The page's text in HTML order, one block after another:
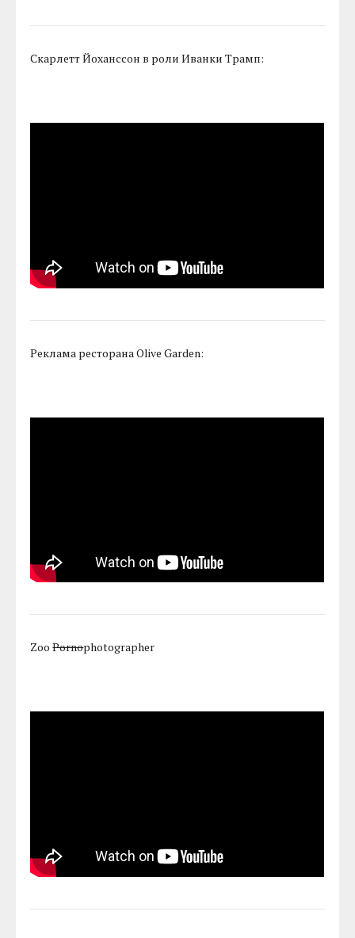
Скарлетт Йоханссон в роли Иванки Трамп:
Реклама ресторана Olive Garden:
ZooPornophotographer